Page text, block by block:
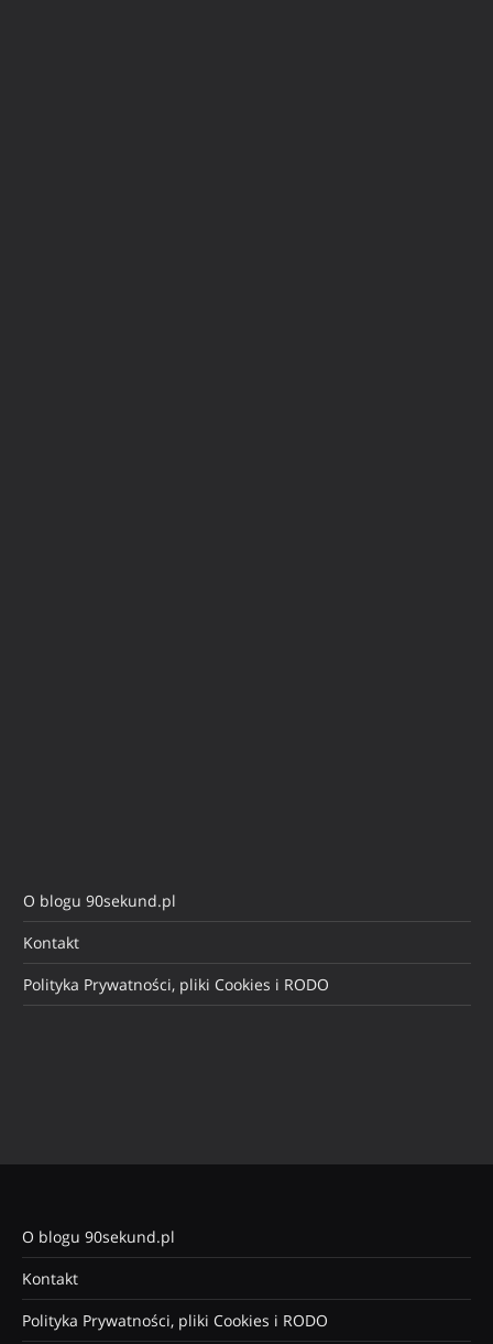
O blogu 90sekund.pl
Kontakt
Polityka Prywatności, pliki Cookies i RODO
O blogu 90sekund.pl
Kontakt
Polityka Prywatności, pliki Cookies i RODO